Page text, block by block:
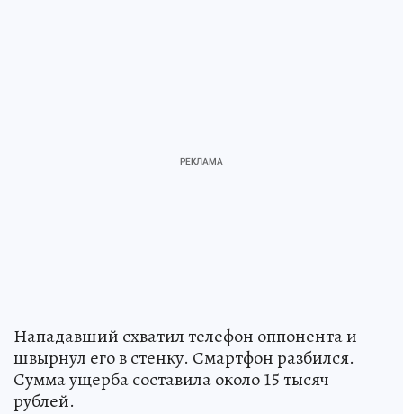
Нападавший схватил телефон оппонента и
швырнул его в стенку. Смартфон разбился.
Сумма ущерба составила около 15 тысяч
рублей.